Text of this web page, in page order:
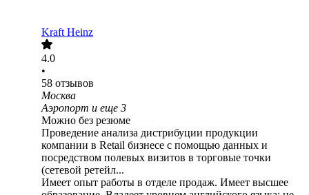
Kraft Heinz
4.0
•
58 отзывов
Москва
Аэропорт и еще 3
Можно без резюме
Проведение анализа дистрибуции продукции
компании в Retail бизнесе с помощью данных и
посредством полевых визитов в торговые точки
(сетевой ретейл...
Имеет опыт работы в отделе продаж. Имеет высшее